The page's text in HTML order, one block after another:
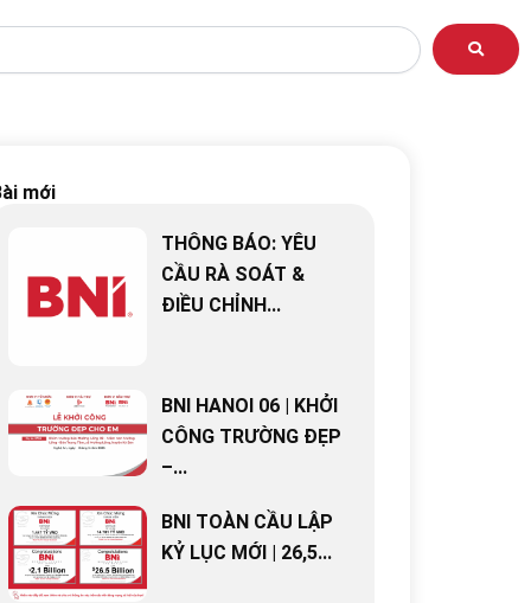
mới
THÔNG BÁO: YÊU
CẦU RÀ SOÁT &
ĐIỀU CHỈNH...
BNI HANOI 06 | KHỞI
CÔNG TRƯỜNG ĐẸP
–...
BNI TOÀN CẦU LẬP
KỶ LỤC MỚI | 26,5...